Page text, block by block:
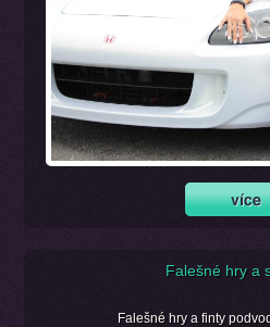
Falešné hry a
Falešné hry a finty